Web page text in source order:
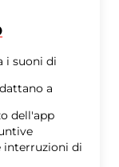
i suoni di
a
dell'app
interruzioni di